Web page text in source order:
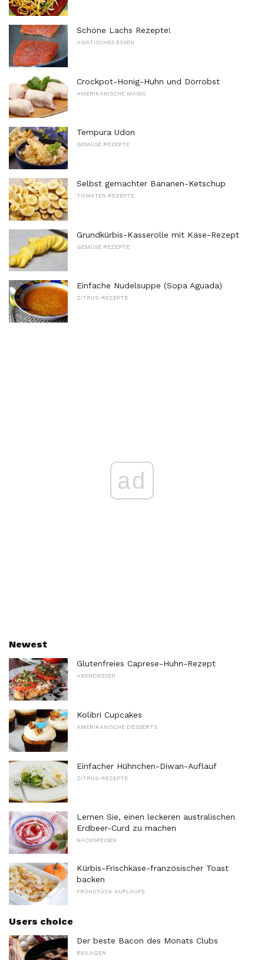
Schöne Lachs Rezepte!
ASIATISCHES ESSEN
Crockpot-Honig-Huhn und Dörrobst
AMERIKANISCHE MAINS
Tempura Udon
GEMÜSE REZEPTE
Selbst gemachter Bananen-Ketschup
TOMATEN REZEPTE
Grundkürbis-Kasserolle mit Käse-Rezept
GEMÜSE REZEPTE
Einfache Nudelsuppe (Sopa Aguada)
ZITRUS-REZEPTE
ad
Newest
Glutenfreies Caprese-Huhn-Rezept
ABENDESSEN
Kolibri Cupcakes
AMERIKANISCHE DESSERTS
Einfacher Hühnchen-Diwan-Auflauf
ZITRUS-REZEPTE
Lernen Sie, einen leckeren australischen
Erdbeer-Curd zu machen
NACHSPEISEN
Kürbis-Frischkäse-französischer Toast
backen
FRÜHSTÜCK AUFLÄUFE
Users choice
Der beste Bacon des Monats Clubs
BEILAGEN